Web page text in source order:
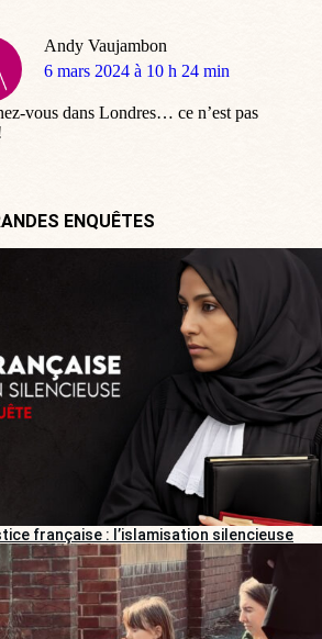
Andy Vaujambon
dit
6 mars 2024 à 10 h 24 min
vous dans Londres… ce n’est pas
ENQUÊTES
française : l’islamisation silencieuse